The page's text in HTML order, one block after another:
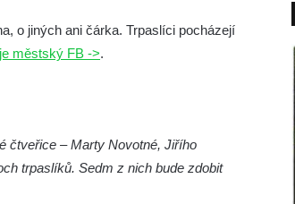
o jiných ani čárka. Trpaslíci pocházejí
městský FB ->.
čtveřice – Marty Novotné, Jiřího
trpaslíků. Sedm z nich bude zdobit